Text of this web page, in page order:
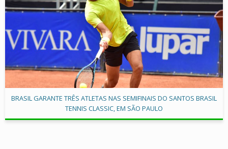
BRASIL GARANTE TRÊS ATLETAS NAS SEMIFINAIS DO SANTOS BRASIL
TENNIS CLASSIC, EM SÃO PAULO